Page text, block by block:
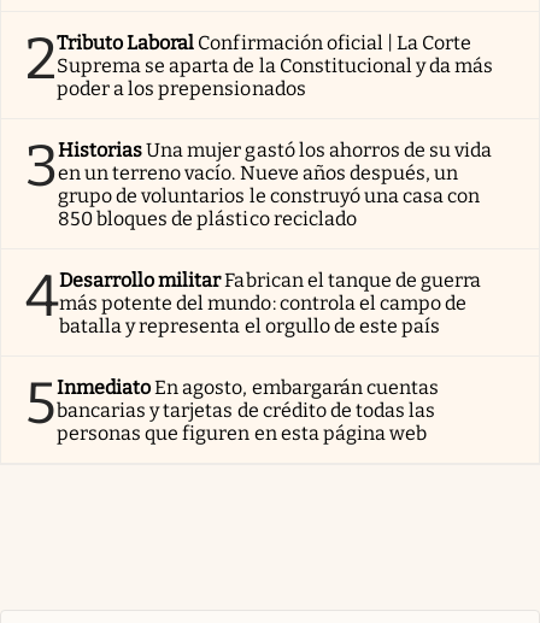
2Tributo Laboral Confirmación oficial | La Corte
Suprema se aparta de la Constitucional y da más
poder a los prepensionados
3HistoriasUna mujer gastó los ahorros de su vida
en un terreno vacío. Nueve años después, un
grupo de voluntarios le construyó una casa con
850 bloques de plástico reciclado
4Desarrollo militarFabrican el tanque de guerra
más potente del mundo: controla el campo de
batalla y representa el orgullo de este país
5InmediatoEn agosto, embargarán cuentas
bancarias y tarjetas de crédito de todas las
personas que figuren en esta página web